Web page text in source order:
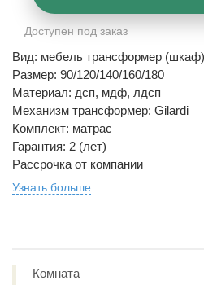
Доступен под заказ
Вид: мебель трансформер (шкаф)
Размер: 90/120/140/160/180
Материал: дсп, мдф, лдсп
Механизм трансформер: Gilardi
Комплект: матрас
Гарантия: 2 (лет)
Рассрочка от компании
Узнать больше
Комната